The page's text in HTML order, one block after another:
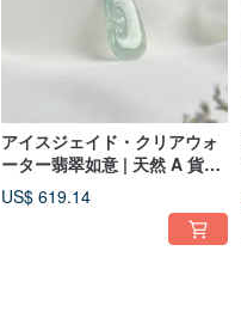
アイスジェイド・クリアウォ
ーター翡翠如意 | 天然 A 貨翡
翠玉ペンダント
US$ 619.14